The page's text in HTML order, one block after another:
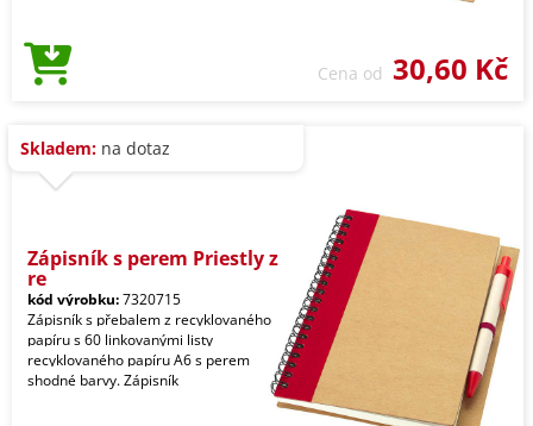
Cena od 30,60 Kč
Skladem: na dotaz
Zápisník s perem Priestly z
re
kód výrobku:7320715
Zápisník s přebalem z recyklovaného
papíru s 60 linkovanými listy
recyklovaného papíru A6 s perem
shodné barvy. Zápisník